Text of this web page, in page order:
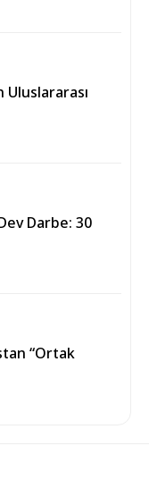
Uluslararası
Darbe: 30
“Ortak